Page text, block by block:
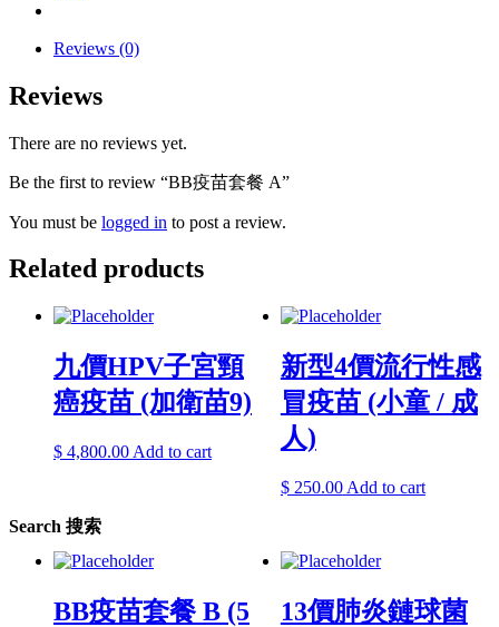
Reviews (0)
Reviews
There are no reviews yet.
Be the first to review “BB疫苗套餐 A”
You must be logged in to post a review.
Related products
九價HPV子宮頸
癌疫苗 (加衛苗9)
$ 4,800.00 Add to cart
新型4價流行性感
冒疫苗 (小童 / 成
人)
$250.00 Add to cart
BB疫苗套餐 B (5
13價肺炎鏈球菌
Search 搜索